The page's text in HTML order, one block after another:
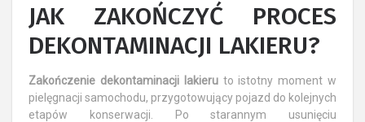
JAK ZAKOŃCZYĆ PROCES
DEKONTAMINACJI LAKIERU?
Zakończenie dekontaminacji lakieruto istotny moment w
pielęgnacji samochodu, przygotowujący pojazd do kolejnych
etapów konserwacji. Po starannym usunięciu